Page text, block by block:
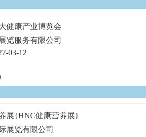
健康产业博览会
览服务有限公司
03-12
展{HNC健康营养展}
展览有限公司